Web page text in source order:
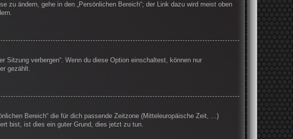
zu ändern, gehe in den „Persönlichen Bereich“; der Link dazu wird meist oben
Sitzung verbergen“. Wenn du diese Option einschaltest, können nur
gezählt.
Bereich“ die für dich passende Zeitzone (Mitteleuropäische Zeit, ...)
bist, ist dies ein guter Grund, dies jetzt zu tun.